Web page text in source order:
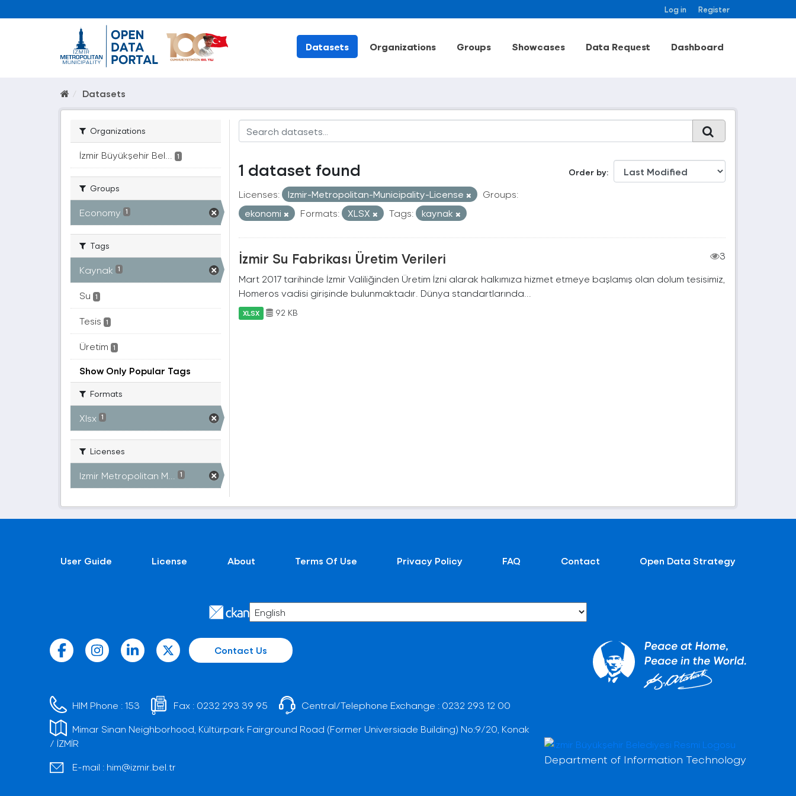
Log in Register
Datasets Organizations Groups Showcases Data Request Dashboard
Datasets
Organizations
İzmir Büyükşehir Bel... 1
Groups
Economy 1
Tags
Kaynak 1
Su 1
Tesis 1
Üretim 1
Show Only Popular Tags
Formats
Xlsx 1
Licenses
Izmir Metropolitan M... 1
Order by
1 dataset found
Licenses: Izmir-Metropolitan-Municipality-License
Groups:
ekonomi
Formats: XLSX Tags: kaynak
İzmir Su Fabrikası Üretim Verileri
3
Mart 2017 tarihinde İzmir Valiliğinden Üretim İzni alarak halkımıza hizmet etmeye başlamış olan dolum tesisimiz,
Homeros vadisi girişinde bulunmaktadır. Dünya standartlarında...
XLSX 92 KB
User Guide License About Terms Of Use Privacy Policy FAQ Contact Open Data Strategy
Contact Us
HIM Phone :153 Fax : 0232 293 39 95 Central/Telephone Exchange : 0232 293 12 00
Mimar Sinan Neighborhood, Kültürpark Fairground Road (Former Universiade Building) No:9/20, Konak
/ İZMİR
E-mail : him@izmir.bel.tr
Department of Information Technology